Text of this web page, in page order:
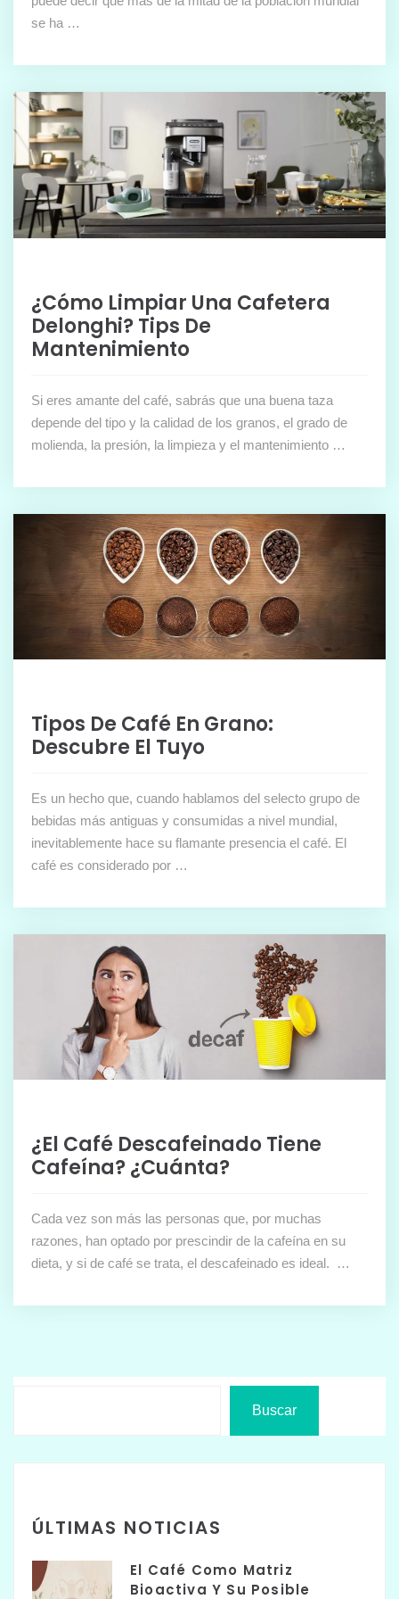
se ha …
¿Cómo Limpiar Una Cafetera
Delonghi? Tips De
Mantenimiento
Si eres amante del café, sabrás que una buena taza
depende del tipo y la calidad de los granos, el grado de
molienda, la presión, la limpieza y el mantenimiento …
Tipos De Café En Grano:
Descubre El Tuyo
Es un hecho que, cuando hablamos del selecto grupo de
bebidas más antiguas y consumidas a nivel mundial,
inevitablemente hace su flamante presencia el café. El
café es considerado por …
¿El Café Descafeinado Tiene
Cafeína? ¿Cuánta?
Cada vez son más las personas que, por muchas
razones, han optado por prescindir de la cafeína en su
dieta, y si de café se trata, el descafeinado es ideal. …
Buscar
ÚLTIMAS NOTICIAS
El Café Como Matriz
Bioactiva Y Su Posible